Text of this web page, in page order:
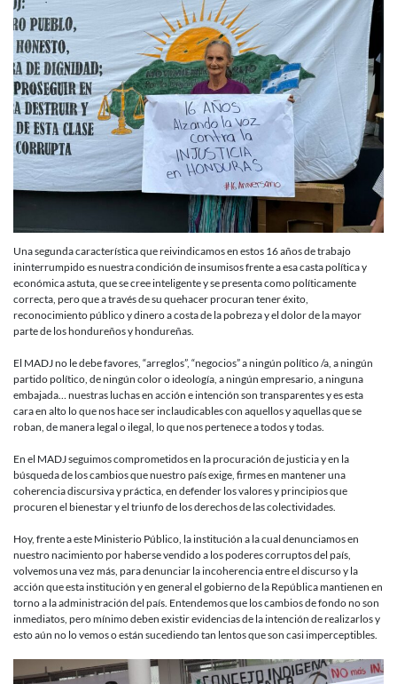
Una segunda característica que reivindicamos en estos 16 años de trabajo
ininterrumpido es nuestra condición de insumisos frente a esa casta política y
económica astuta, que se cree inteligente y se presenta como políticamente
correcta, pero que a través de su quehacer procuran tener éxito,
reconocimiento público y dinero a costa de la pobreza y el dolor de la mayor
parte de los hondureños y hondureñas.
El MADJ no le debe favores, “arreglos”, “negocios” a ningún político /a, a ningún
partido político, de ningún color o ideología, a ningún empresario, a ninguna
embajada… nuestras luchas en acción e intención son transparentes y es esta
cara en alto lo que nos hace ser inclaudicables con aquellos y aquellas que se
roban, de manera legal o ilegal, lo que nos pertenece a todos y todas.
En el MADJ seguimos comprometidos en la procuración de justicia y en la
búsqueda de los cambios que nuestro país exige, firmes en mantener una
coherencia discursiva y práctica, en defender los valores y principios que
procuren el bienestar y el triunfo de los derechos de las colectividades.
Hoy, frente a este Ministerio Público, la institución a la cual denunciamos en
nuestro nacimiento por haberse vendido a los poderes corruptos del país,
volvemos una vez más, para denunciar la incoherencia entre el discurso y la
acción que esta institución y en general el gobierno de la República mantienen en
torno a la administración del país. Entendemos que los cambios de fondo no son
inmediatos, pero mínimo deben existir evidencias de la intención de realizarlos y
esto aún no lo vemos o están sucediendo tan lentos que son casi imperceptibles.